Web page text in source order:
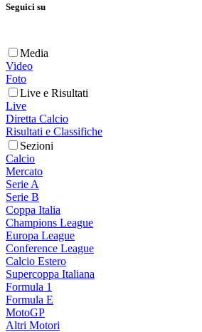
Seguici su
Media
Video
Foto
Live e Risultati
Live
Diretta Calcio
Risultati e Classifiche
Sezioni
Calcio
Mercato
Serie A
Serie B
Coppa Italia
Champions League
Europa League
Conference League
Calcio Estero
Supercoppa Italiana
Formula 1
Formula E
MotoGP
Altri Motori